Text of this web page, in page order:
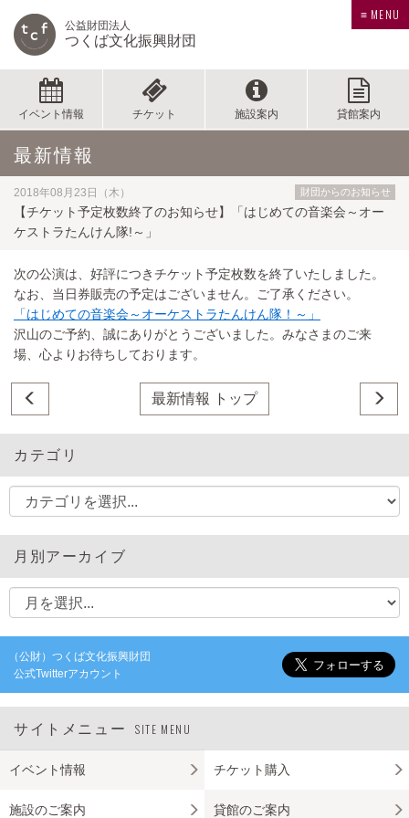
公益財団法人
つくば文化振興財団
≡ MENU
イベント情報 チケット 施設案内 貸館案内
最新情報
2018年08月23日（木） 財団からのお知らせ
【チケット予定枚数終了のお知らせ】「はじめての音楽会～オー
ケストラたんけん隊!～」
次の公演は、好評につきチケット予定枚数を終了いたしました。
なお、当日券販売の予定はございません。ご了承ください。
「はじめての音楽会～オーケストラたんけん隊！～」
沢山のご予約、誠にありがとうございました。みなさまのご来
場、心よりお待ちしております。
最新情報 トップ
カテゴリ
月別アーカイブ
（公財）つくば文化振興財団
公式Twitterアカウント
サイトメニュー SITE MENU
イベント情報 チケット購入
施設のご案内 貸館のご案内